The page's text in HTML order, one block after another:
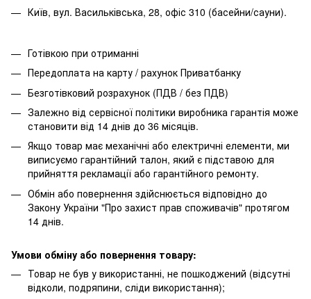
Київ, вул. Васильківська, 28, офіс 310 (басейни/сауни).
Готівкою при отриманні
Передоплата на карту / рахунок Приватбанку
Безготівковий розрахунок (ПДВ / без ПДВ)
Залежно від сервісної політики виробника гарантія може
становити від 14 днів до 36 місяців.
Якщо товар має механічні або електричні елементи, ми
виписуємо гарантійний талон, який є підставою для
прийняття рекламації або гарантійного ремонту.
Обмін або повернення здійснюється відповідно до
Закону України "Про захист прав споживачів" протягом
14 днів.
Умови обміну або повернення товару:
Товар не був у використанні, не пошкоджений (відсутні
відколи, подряпини, сліди використання);